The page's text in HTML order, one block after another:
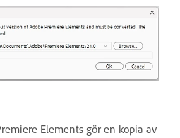
Elements gör en kopia av